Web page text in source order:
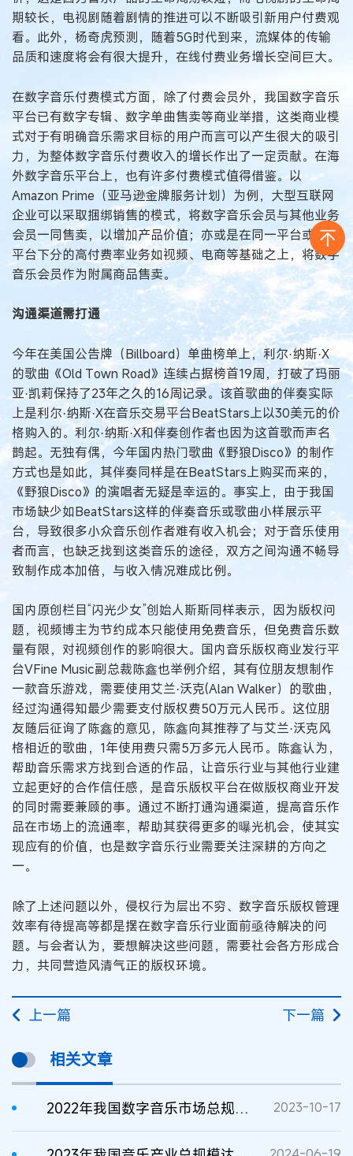
期较长，电视剧随着剧情的推进可以不断吸引新用户付费观
看。此外，杨奇虎预测，随着5G时代到来，流媒体的传输
品质和速度将会有很大提升，在线付费业务增长空间巨大。
在数字音乐付费模式方面，除了付费会员外，我国数字音乐
平台已有数字专辑、数字单曲售卖等商业举措，这类商业模
式对于有明确音乐需求目标的用户而言可以产生很大的吸引
力，为整体数字音乐付费收入的增长作出了一定贡献。在海
外数字音乐平台上，也有许多付费模式值得借鉴。以
Amazon Prime（亚马逊金牌服务计划）为例，大型互联网
企业可以采取捆绑销售的模式，将数字音乐会员与其他业务
会员一同售卖，以增加产品价值；亦或是在同一平台或合作
平台下分的高付费率业务如视频、电商等基础之上，将数字
音乐会员作为附属商品售卖。
沟通渠道需打通
今年在美国公告牌（Billboard）单曲榜单上，利尔·纳斯·X
的歌曲《Old Town Road》连续占据榜首19周，打破了玛丽
亚·凯莉保持了23年之久的16周记录。该首歌曲的伴奏实际
上是利尔·纳斯·X在音乐交易平台BeatStars上以30美元的价
格购入的。利尔·纳斯·X和伴奏创作者也因为这首歌而声名
鹊起。无独有偶，今年国内热门歌曲《野狼Disco》的制作
方式也是如此，其伴奏同样是在BeatStars上购买而来的，
《野狼Disco》的演唱者无疑是幸运的。事实上，由于我国
市场缺少如BeatStars这样的伴奏音乐或歌曲小样展示平
台，导致很多小众音乐创作者难有收入机会；对于音乐使用
者而言，也缺乏找到这类音乐的途径，双方之间沟通不畅导
致制作成本加倍，与收入情况难成比例。
国内原创栏目“闪光少女”创始人斯斯同样表示，因为版权问
题，视频博主为节约成本只能使用免费音乐，但免费音乐数
量有限，对视频创作的影响很大。国内音乐版权商业发行平
台VFine Music副总裁陈鑫也举例介绍，其有位朋友想制作
一款音乐游戏，需要使用艾兰·沃克(Alan Walker）的歌曲，
经过沟通得知最少需要支付版权费50万元人民币。这位朋
友随后征询了陈鑫的意见，陈鑫向其推荐了与艾兰·沃克风
格相近的歌曲，1年使用费只需5万多元人民币。陈鑫认为，
帮助音乐需求方找到合适的作品，让音乐行业与其他行业建
立起更好的合作信任感，是音乐版权平台在做版权商业开发
的同时需要兼顾的事。通过不断打通沟通渠道，提高音乐作
品在市场上的流通率，帮助其获得更多的曝光机会，使其实
现应有的价值，也是数字音乐行业需要关注深耕的方向之
一。
除了上述问题以外，侵权行为层出不穷、数字音乐版权管理
效率有待提高等都是摆在数字音乐行业面前亟待解决的问
题。与会者认为，要想解决这些问题，需要社会各方形成合
力，共同营造风清气正的版权环境。
上一篇 下一篇
相关文章
2022年我国数字音乐市场总规模近1555亿元 2023-10-17